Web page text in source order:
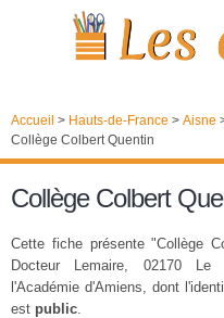
Accueil > Hauts-de-France > Aisne
Collège Colbert Quentin
Collège Colbert
Cette fiche présente "Collège
Docteur Lemaire, 02170 Le
l'Académie d'Amiens, dont
est public.